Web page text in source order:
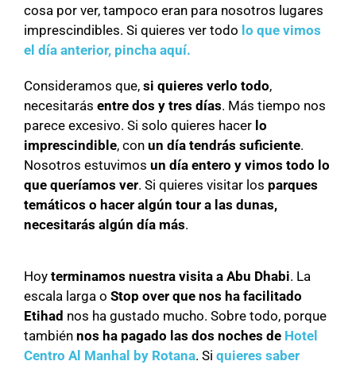
cosa por ver, tampoco eran para nosotros lugares
imprescindibles. Si quieres ver todo lo que vimos
el día anterior, pincha aquí.
Consideramos que, si quieres verlo todo,
necesitarás entre dos y tres días. Más tiempo nos
parece excesivo. Si solo quieres hacer lo
imprescindible, con un día tendrás suficiente.
Nosotros estuvimos un día entero y vimos todo lo
que queríamos ver. Si quieres visitar los parques
temáticos o hacer algún tour a las dunas,
necesitarás algún día más.
Hoy terminamos nuestra visita a Abu Dhabi. La
escala larga o Stop over que nos ha facilitado
Etihad nos ha gustado mucho. Sobre todo, porque
también nos ha pagado las dos noches de Hotel
Centro Al Manhal by Rotana. Si quieres saber